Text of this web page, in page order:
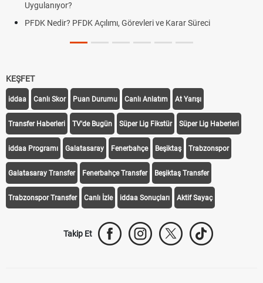
Uygulanıyor?
PFDK Nedir? PFDK Açılımı, Görevleri ve Karar Süreci
KEŞFET
iddaa Canlı Skor Puan Durumu Canlı Anlatım At Yarışı
Transfer Haberleri TV'de Bugün Süper Lig Fikstür Süper Lig Haberleri
iddaa Programı Galatasaray Fenerbahçe Beşiktaş Trabzonspor
Galatasaray Transfer Fenerbahçe Transfer Beşiktaş Transfer
Trabzonspor Transfer Canlı İzle iddaa Sonuçları Aktif Sayaç
Takip Et